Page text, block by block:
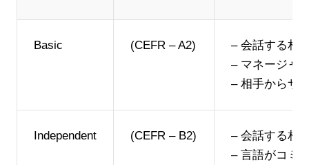
Basic (CEFR – A2)
– 会話する相
– マネージャ
– 相手からサ
Independent (CEFR – B2)
– 会話する相
– 言語がコミ